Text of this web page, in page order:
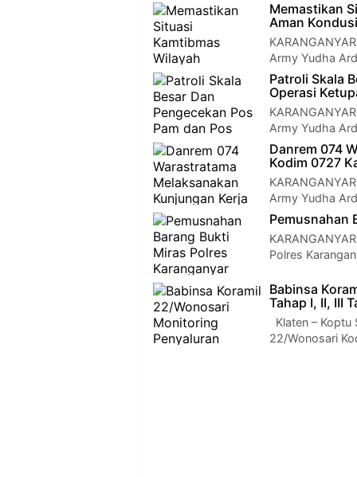
Memastikan
Aman
Army Yudha
Patroli Skala
Operasi
Army Yudha
Danrem 074
Kodim 0727
Army Yudha
Pemusnahan
Polres
Babinsa
Tahap I, II, III
Klaten – Koptu
22/Wonosari